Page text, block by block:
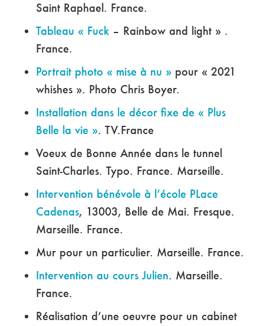
Saint Raphael. France.
Tableau « Fuck– Rainbow and light » .
France.
Portrait photo « mise à nu »pour « 2021
whishes ». Photo Chris Boyer.
Installation dans le décor fixe de « Plus
Belle la vie ». TV.France
Voeux de Bonne Année dans le tunnel
Saint-Charles. Typo. France. Marseille.
Intervention bénévole à l’école PLace
Cadenas, 13003, Belle de Mai. Fresque.
Marseille. France.
Mur pour un particulier. Marseille. France.
Intervention au cours Julien. Marseille.
France.
Réalisation d’une oeuvre pour un cabinet